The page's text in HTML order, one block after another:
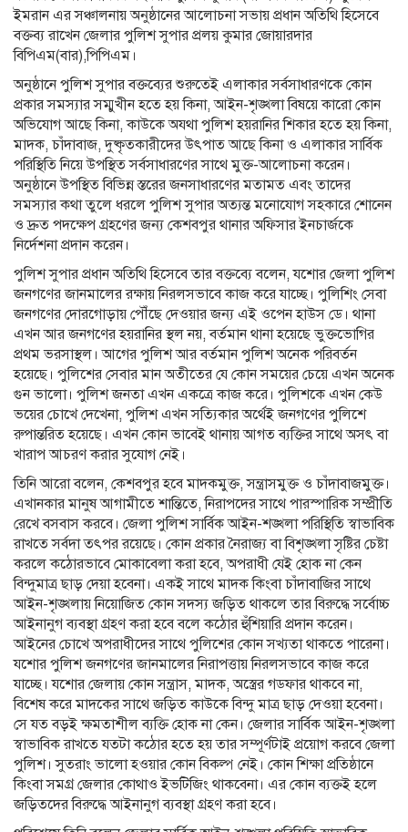
ইমরান এর সঞ্চালনায় অনুষ্ঠানের আলোচনা সভায় প্রধান অতিথি হিসেবে
বক্তব্য রাখেন জেলার পুলিশ সুপার প্রলয় কুমার জোয়ারদার
বিপিএম(বার),পিপিএম।
অনুষ্ঠানে পুলিশ সুপার বক্তব্যের শুরুতেই এলাকার সর্বসাধারণকে কোন
প্রকার সমস্যার সম্মুখীন হতে হয় কিনা, আইন-শৃঙ্খলা বিষয়ে কারো কোন
অভিযোগ আছে কিনা, কাউকে অযথা পুলিশ হয়রানির শিকার হতে হয় কিনা,
মাদক, চাঁদাবাজ, দুষ্কৃতকারীদের উৎপাত আছে কিনা ও এলাকার সার্বিক
পরিস্থিতি নিয়ে উপস্থিত সর্বসাধারণের সাথে মুক্ত-আলোচনা করেন।
অনুষ্ঠানে উপস্থিত বিভিন্ন স্তরের জনসাধারণের মতামত এবং তাদের
সমস্যার কথা তুলে ধরলে পুলিশ সুপার অত্যন্ত মনোযোগ সহকারে শোনেন
ও দ্রুত পদক্ষেপ গ্রহণের জন্য কেশবপুর থানার অফিসার ইনচার্জকে
নির্দেশনা প্রদান করেন।
পুলিশ সুপার প্রধান অতিথি হিসেবে তার বক্তব্যে বলেন, যশোর জেলা পুলিশ
জনগণের জানমালের রক্ষায় নিরলসভাবে কাজ করে যাচ্ছে। পুলিশিং সেবা
জনগণের দোরগোড়ায় পৌঁছে দেওয়ার জন্য এই ওপেন হাউস ডে। থানা
এখন আর জনগণের হয়রানির স্থল নয়, বর্তমান থানা হয়েছে ভুক্তভোগির
প্রথম ভরসাস্থল। আগের পুলিশ আর বর্তমান পুলিশ অনেক পরিবর্তন
হয়েছে। পুলিশের সেবার মান অতীতের যে কোন সময়ের চেয়ে এখন অনেক
গুন ভালো। পুলিশ জনতা এখন একত্রে কাজ করে। পুলিশকে এখন কেউ
ভয়ের চোখে দেখেনা, পুলিশ এখন সত্যিকার অর্থেই জনগণের পুলিশে
রুপান্তরিত হয়েছে। এখন কোন ভাবেই থানায় আগত ব্যক্তির সাথে অসৎ বা
খারাপ আচরণ করার সুযোগ নেই।
তিনি আরো বলেন, কেশবপুর হবে মাদকমুক্ত, সন্ত্রাসমুক্ত ও চাঁদাবাজমুক্ত।
এখানকার মানুষ আগামীতে শান্তিতে, নিরাপদের সাথে পারস্পারিক সম্প্রীতি
রেখে বসবাস করবে। জেলা পুলিশ সার্বিক আইন-শঙ্খলা পরিস্থিতি স্বাভাবিক
রাখতে সর্বদা তৎপর রয়েছে। কোন প্রকার নৈরাজ্য বা বিশৃঙ্খলা সৃষ্টির চেষ্টা
করলে কঠোরভাবে মোকাবেলা করা হবে, অপরাধী যেই হোক না কেন
বিন্দুমাত্র ছাড় দেয়া হবেনা। একই সাথে মাদক কিংবা চাঁদাবাজির সাথে
আইন-শৃঙ্খলায় নিয়োজিত কোন সদস্য জড়িত থাকলে তার বিরুদ্ধে সর্বোচ্চ
আইনানুগ ব্যবস্থা গ্রহণ করা হবে বলে কঠোর হুঁশিয়ারি প্রদান করেন।
আইনের চোখে অপরাধীদের সাথে পুলিশের কোন সখ্যতা থাকতে পারেনা।
যশোর পুলিশ জনগণের জানমালের নিরাপত্তায় নিরলসভাবে কাজ করে
যাচ্ছে। যশোর জেলায় কোন সন্ত্রাস, মাদক, অস্ত্রের গডফার থাকবে না,
বিশেষ করে মাদকের সাথে জড়িত কাউকে বিন্দু মাত্র ছাড় দেওয়া হবেনা।
সে যত বড়ই ক্ষমতাশীল ব্যক্তি হোক না কেন। জেলার সার্বিক আইন-শৃঙ্খলা
স্বাভাবিক রাখতে যতটা কঠোর হতে হয় তার সম্পূর্ণটাই প্রয়োগ করবে জেলা
পুলিশ। সুতরাং ভালো হওয়ার কোন বিকল্প নেই। কোন শিক্ষা প্রতিষ্ঠানে
কিংবা সমগ্র জেলার কোথাও ইভটিজিং থাকবেনা। এর কোন ব্যক্তই হলে
জড়িতদের বিরুদ্ধে আইনানুগ ব্যবস্থা গ্রহণ করা হবে।